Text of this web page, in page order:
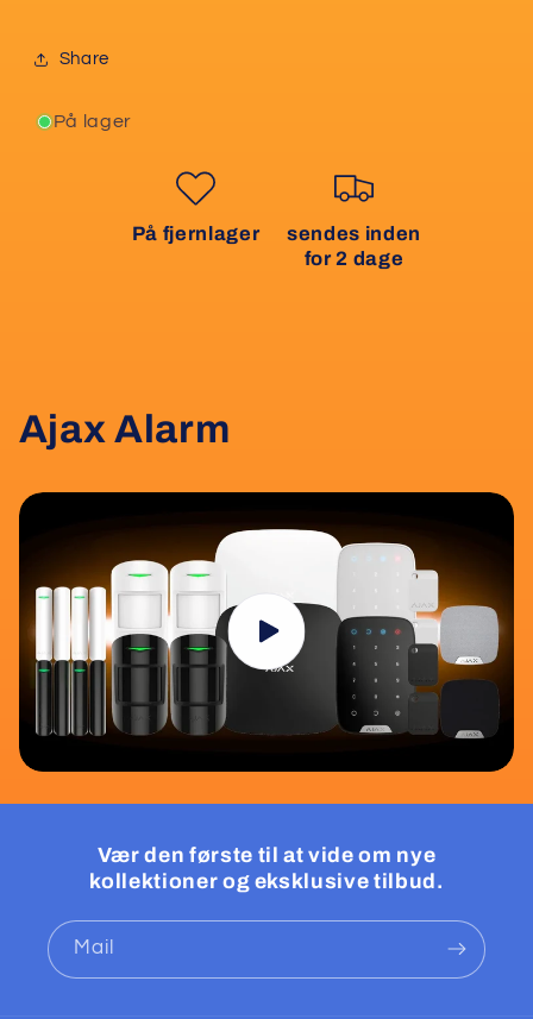
Share
På lager
På fjernlager
sendes inden
for 2 dage
Ajax Alarm
Vær den første til at vide om nye
kollektioner og eksklusive tilbud.
Mail